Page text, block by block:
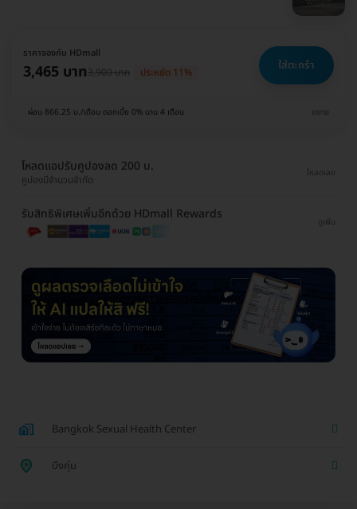
ราคาจองกับ HDmall
3,465 บาท3,900 บาท ประหยัด 11% ใส่ตะกร้า
ผ่อน 866.25 บ./เดือน ดอกเบี้ย 0% นาน 4 เดือน ขยาย
โหลดแอปรับคูปองลด 200 บ.
คูปองมีจำนวนจำกัด
โหลดเลย
รับสิทธิพิเศษเพิ่มอีกด้วย HDmall Rewards
ดูเพิ่ม
Bangkok Sexual Health Center
บึงกุ่ม